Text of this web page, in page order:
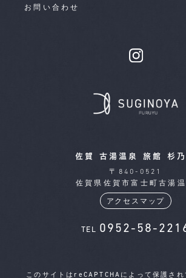
お問い合わせ
佐賀 古湯温泉 旅館 杉乃
〒840-0521
佐賀県佐賀市富士町古湯温
アクセスマップ
TEL 0952-58-
このサイトはreCAPTCHAによって保護さ